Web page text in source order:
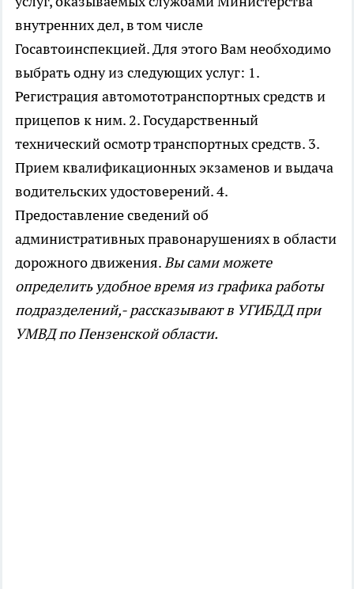
внутренних дел, в том числе
Госавтоинспекцией. Для этого Вам необходимо
выбрать одну из следующих услуг: 1.
Регистрация автомототранспортных средств и
прицепов к ним. 2. Государственный
технический осмотр транспортных средств. 3.
Прием квалификационных экзаменов и выдача
водительских удостоверений. 4.
Предоставление сведений об
административных правонарушениях в области
дорожного движения.Вы сами можете
определить удобное время из графика работы
подразделений,- рассказывают в УГИБДД при
УМВД по Пензенской области.